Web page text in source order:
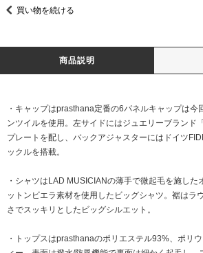
買い物を続ける
商品説明
・キャップはprasthana定番の6パネルキャップは今
ンツイルを使用。左サイドにはジュエリーブランド
プレートを配し、バックアジャスターにはドイツ
ックルを搭載。
・シャツはLAD MUSICIANの薄手で微起毛を施した
ットンビエラ素材を使用したビッグシャツ。裾はラ
さでスッキリとしたビッグシルエット。
・トップスはprasthanaのポリエステル93%、ポリ